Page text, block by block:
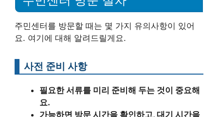
주민센터를 방문할 때는 몇 가지 유의사항이 있어
요. 여기에 대해 알려드릴게요.
사전 준비 사항
필요한 서류를 미리 준비해 두는 것이 중요해
요.
가능하면 방문 시간을 확인하고, 대기 시간을